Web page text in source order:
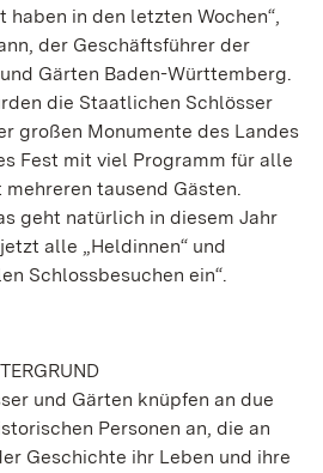
in den letzten Wochen“,
der Geschäftsführer der
Gärten Baden-Württemberg.
die Staatlichen Schlösser
großen Monumente des Landes
Fest mit viel Programm für alle
tausend Gästen.
geht natürlich in diesem Jahr
alle „Heldinnen“ und
Schlossbesuchen ein“.
und Gärten knüpfen an due
Personen an, die an
Geschichte ihr Leben und ihre